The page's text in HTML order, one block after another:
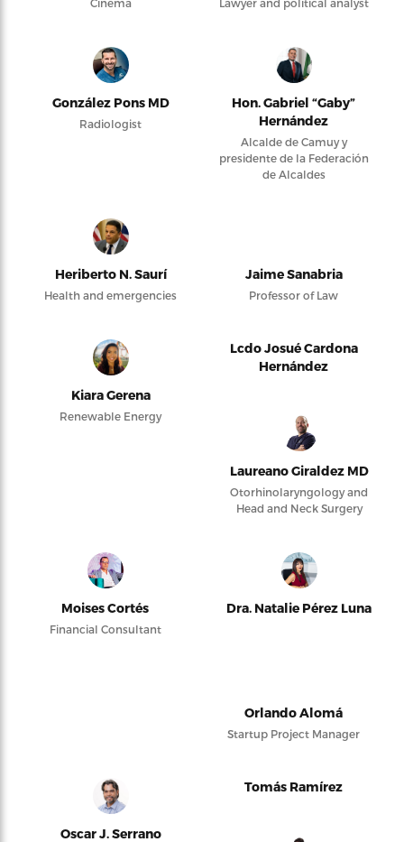
Cinema Lawyer and political analyst
González Pons MD
Radiologist
Hon. Gabriel “Gaby”
Hernández
Alcalde de Camuy y
presidente de la Federación
de Alcaldes
Heriberto N. Saurí
Health and emergencies
Jaime Sanabria
Professor of Law
Kiara Gerena
Renewable Energy
Lcdo Josué Cardona
Hernández
Laureano Giraldez MD
Otorhinolaryngology and
Head and Neck Surgery
Moises Cortés
Financial Consultant
Dra. Natalie Pérez Luna
Orlando Alomá
Startup Project Manager
Oscar J. Serrano
Tomás Ramírez